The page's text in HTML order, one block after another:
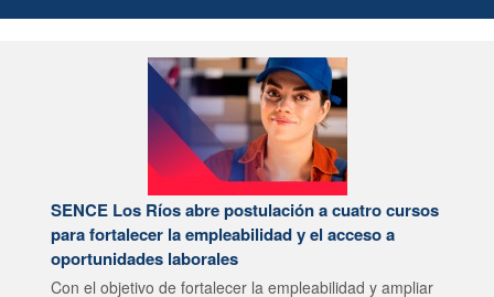
SENCE Los Ríos abre postulación a cuatro cursos
para fortalecer la empleabilidad y el acceso a
oportunidades laborales
Con el objetivo de fortalecer la empleabilidad y ampliar